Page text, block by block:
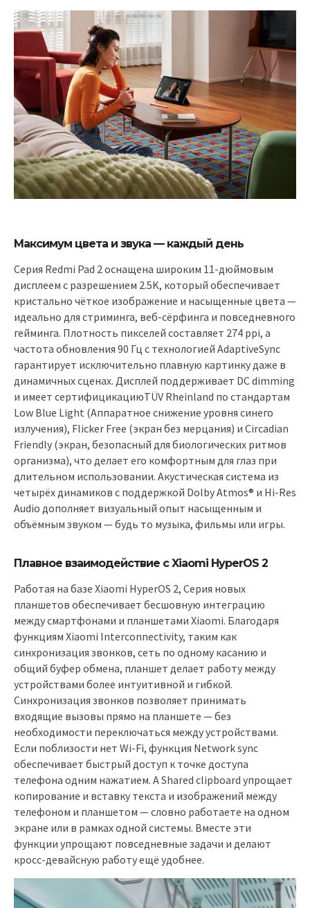
Максимум цвета и звука — каждый день
Серия Redmi Pad 2 оснащена широким 11-дюймовым
дисплеем с разрешением 2.5K, который обеспечивает
кристально чёткое изображение и насыщенные цвета —
идеально для стриминга, веб-сёрфинга и повседневного
гейминга. Плотность пикселей составляет 274 ppi, а
частота обновления 90 Гц с технологией AdaptiveSync
гарантирует исключительно плавную картинку даже в
динамичных сценах. Дисплей поддерживает DC dimming
и имеет сертифицикациюTÜV Rheinland по стандартам
Low Blue Light (Аппаратное снижение уровня синего
излучения), Flicker Free (экран без мерцания) и Circadian
Friendly (экран, безопасный для биологических ритмов
организма), что делает его комфортным для глаз при
длительном использовании. Акустическая система из
четырёх динамиков с поддержкой Dolby Atmos® и Hi-Res
Audio дополняет визуальный опыт насыщенным и
объёмным звуком — будь то музыка, фильмы или игры.
Плавное взаимодействие с Xiaomi HyperOS 2
Работая на базе Xiaomi HyperOS 2, Серия новых
планшетов обеспечивает бесшовную интеграцию
между смартфонами и планшетами Xiaomi. Благодаря
функциям Xiaomi Interconnectivity, таким как
синхронизация звонков, сеть по одному касанию и
общий буфер обмена, планшет делает работу между
устройствами более интуитивной и гибкой.
Синхронизация звонков позволяет принимать
входящие вызовы прямо на планшете — без
необходимости переключаться между устройствами.
Если поблизости нет Wi-Fi, функция Network sync
обеспечивает быстрый доступ к точке доступа
телефона одним нажатием. А Shared clipboard упрощает
копирование и вставку текста и изображений между
телефоном и планшетом — словно работаете на одном
экране или в рамках одной системы. Вместе эти
функции упрощают повседневные задачи и делают
кросс-девайсную работу ещё удобнее.